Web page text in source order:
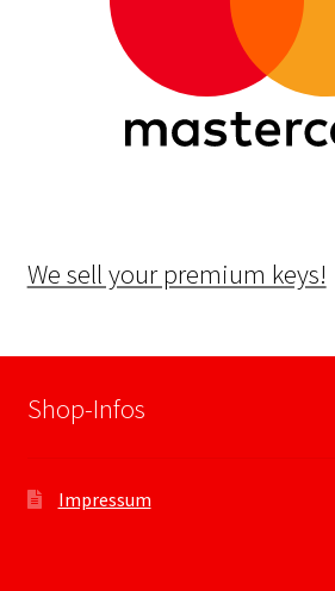
We sell your premium keys!
Shop-Infos
Impressum